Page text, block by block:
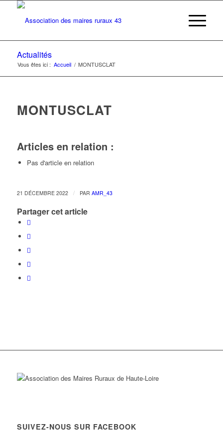
Actualités
Vous êtes ici : Accueil / MONTUSCLAT
MONTUSCLAT
Articles en relation :
Pas d'article en relation
21 DÉCEMBRE 2022 / PAR AMR_43
Partager cet article
SUIVEZ-NOUS SUR FACEBOOK